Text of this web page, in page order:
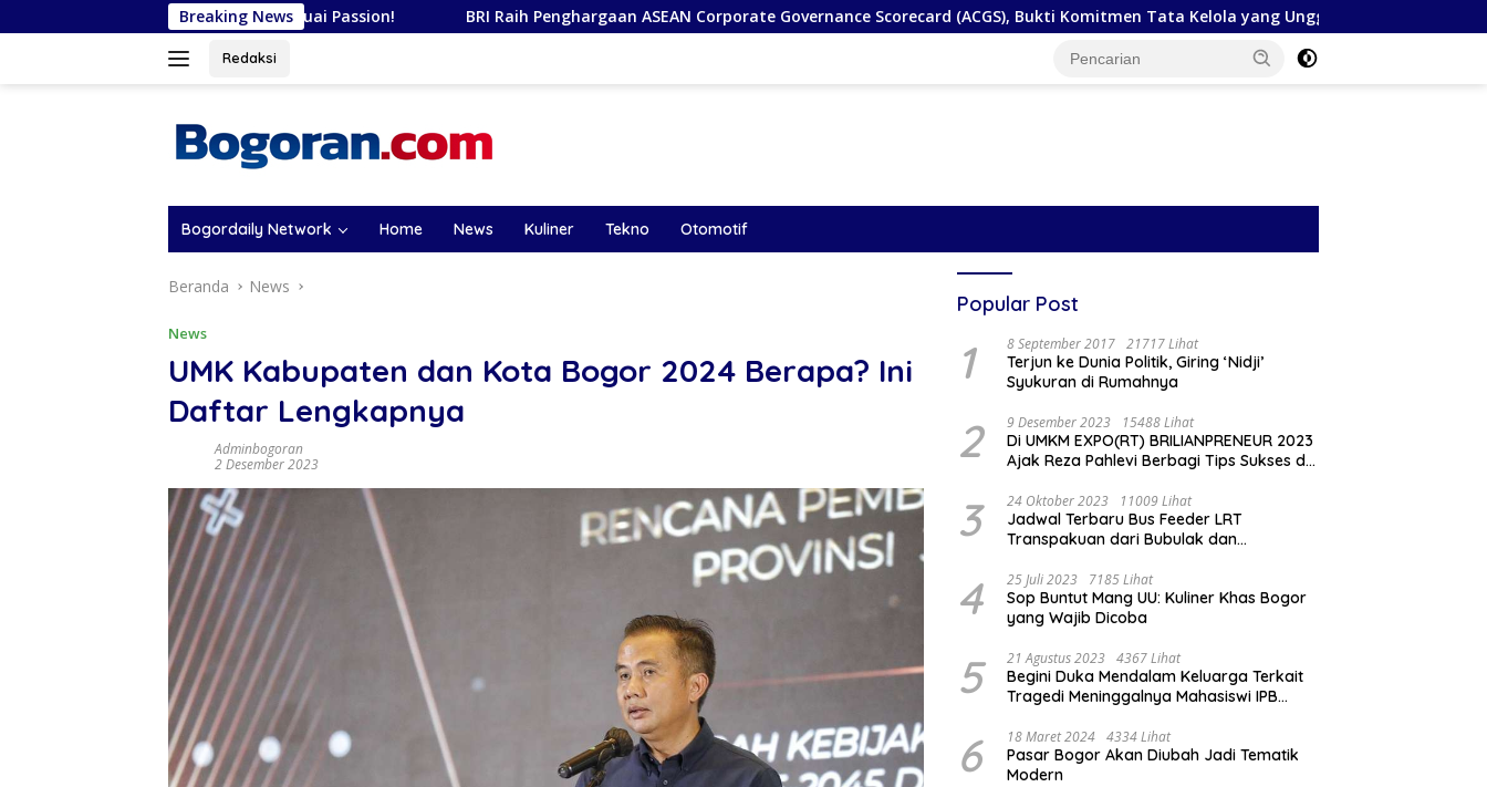
ke
Breaking News
Up Karier Kamu, Sesuai Passion! BRI Raih Penghargaan ASEAN Corporate Governance Scorecard (ACGS), Bukti Komitmen Tata Kelola yang Unggul Peringati Hari
Redaksi
Bogordaily Network Home News Kuliner Tekno Otomotif
Beranda News
News
UMK Kabupaten dan Kota Bogor 2024 Berapa? Ini
Daftar Lengkapnya
Adminbogoran
2 Desember 2023
Popular Post
1 8 September 2017 21717 Lihat
Terjun ke Dunia Politik, Giring ‘Nidji’
Syukuran di Rumahnya
2 9 Desember 2023 15488 Lihat
Di UMKM EXPO(RT) BRILIANPRENEUR 2023
Ajak Reza Pahlevi Berbagi Tips Sukses di
3 24 Oktober 2023 11009 Lihat
Jadwal Terbaru Bus Feeder LRT
Transpakuan dari Bubulak dan
4 25 Juli 2023 7185 Lihat
Sop Buntut Mang UU: Kuliner Khas Bogor
yang Wajib Dicoba
5 21 Agustus 2023 4367 Lihat
Begini Duka Mendalam Keluarga Terkait
Tragedi Meninggalnya Mahasiswi IPB
Laboratorium
6 18 Maret 2024 4334 Lihat
Pasar Bogor Akan Diubah Jadi Tematik
Modern